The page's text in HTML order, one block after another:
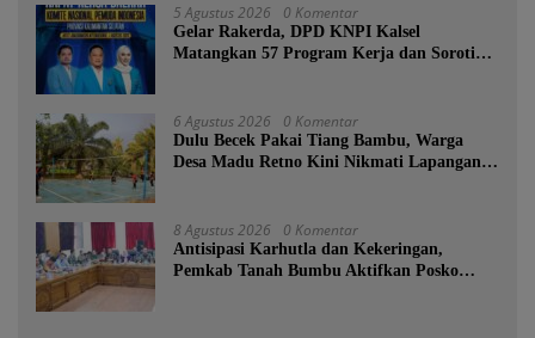
5 Agustus 2026 0 Komentar
Gelar Rakerda, DPD KNPI Kalsel
Matangkan 57 Program Kerja dan Soroti
6 Agustus 2026 0 Komentar
Dulu Becek Pakai Tiang Bambu, Warga
Desa Madu Retno Kini Nikmati Lapangan
8 Agustus 2026 0 Komentar
Antisipasi Karhutla dan Kekeringan,
Pemkab Tanah Bumbu Aktifkan Posko